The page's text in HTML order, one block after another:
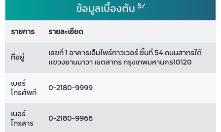
ข้อมูลเบื้องต้น 5/
รายการ รายละเอียด
ที่อยู่
เลขที่ 1 อาคารเอ็มไพร์ทาวเวอร์ ชั้นที่ 54 ถนนสาทรใต้
แขวงยานนาวา เขตสาทร กรุงเทพมหานคร10120
เบอร์
โทรศัพท์
0-2180-9999
เบอร์
โทรสาร
0-2180-9966